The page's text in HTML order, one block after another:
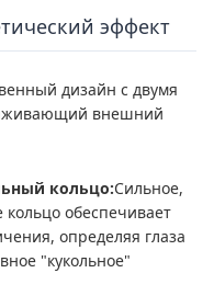
эффект
дизайн с двумя
внешний
кольцо:Сильное,
обеспечивает
определяя глаза
"кукольное"